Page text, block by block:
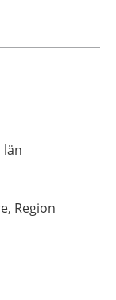
län
Region